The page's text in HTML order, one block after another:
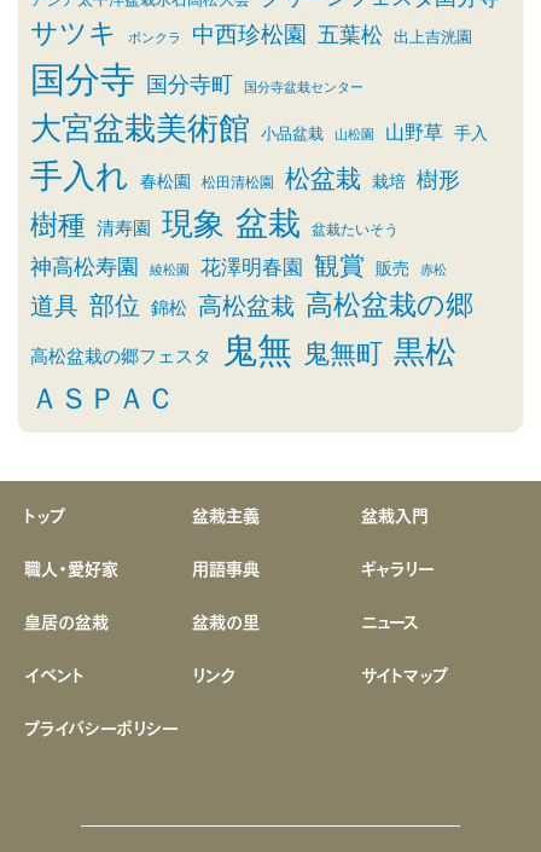
サツキ ボンクラ 中西珍松園 五葉松 出上吉洸園
国分寺 国分寺町 国分寺盆栽センター
大宮盆栽美術館 小品盆栽 山松園 山野草 手入
手入れ 春松園 松田清松園 松盆栽 栽培 樹形
樹種 清寿園 現象 盆栽 盆栽たいそう
神高松寿園 綾松園 花澤明春園 観賞 販売 赤松
道具 部位 錦松 高松盆栽 高松盆栽の郷
高松盆栽の郷フェスタ 鬼無 鬼無町 黒松
ＡＳＰＡＣ
トップ 盆栽主義
盆栽入門
職人・愛好家
用語事典
ギャラリー
皇居の盆栽
盆栽の里
ニュース
イベント
リンク
サイトマップ
プライバシーポリシー